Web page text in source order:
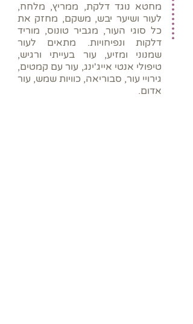
מחטא נוגד דלקת, ממריץ, מלחח,
לעור ושיער יבש, משקם, מחזק את
כל סוגי העור, מגביר טונוס, מוריד
דלקות ונפיחויות. מתאים לעור
שמנוני ומזיע, עור בעייתי ורגיש,
טיפולי אנטי אייג'ינג, עור עם קמטים,
גירויי עור, סבוריאה, כוויות שמש, עור
אדום.